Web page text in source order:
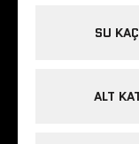
SU
ALT